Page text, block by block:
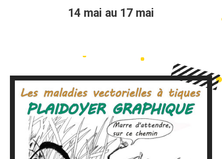
14 mai au 17 mai